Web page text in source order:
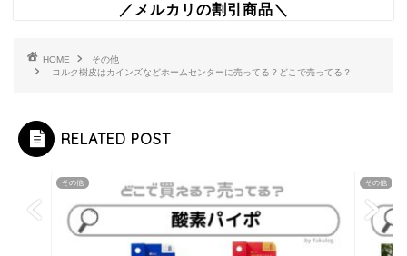
／メルカリの割引商品＼
HOME
その他
コルク樹皮はカインズなどホームセンターに売ってる？どこで売ってる？
RELATED POST
その他 その他